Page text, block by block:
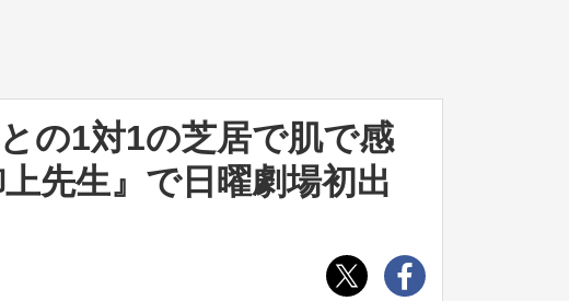
の1対1の芝居で肌で感
先生』で日曜劇場初出